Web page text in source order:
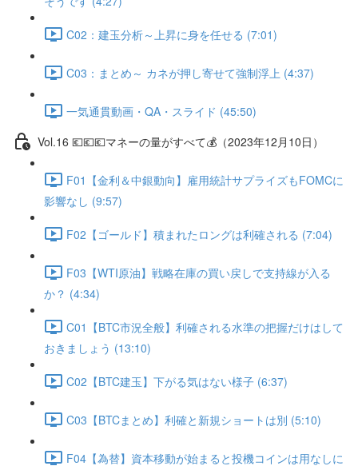
C02：建玉分析～上昇に身を任せる (7:01)
C03：まとめ～ カネが押し寄せて強制浮上 (4:37)
一気通貫動画・QA・スライド (45:50)
Vol.16 💶💶💶マネーの量がすべて💰（2023年12月10日）
F01【金利＆中銀動向】雇用統計サプライズもFOMCに
影響なし (9:57)
F02【ゴールド】積まれたロングは利確される (7:04)
F03【WTI原油】戦略在庫の買い戻しで支持線が入る
か？ (4:34)
C01【BTC市況全般】利確される水準の把握だけはして
おきましょう (13:10)
C02【BTC建玉】下がる気はない様子 (6:37)
C03【BTCまとめ】利確と新規ショートは別 (5:10)
F04【為替】資本移動が始まると投機コインは用なしに